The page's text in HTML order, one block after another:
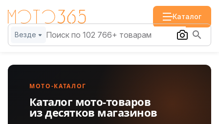
Каталог
Везде
МОТО-КАТАЛОГ
Каталог мото-товаров
из десятков магазинов